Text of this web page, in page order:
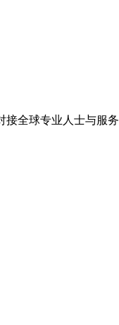
接全球专业人士与服务